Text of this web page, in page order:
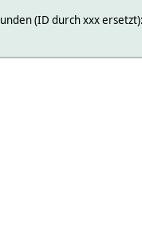
(ID durch xxx ersetzt):